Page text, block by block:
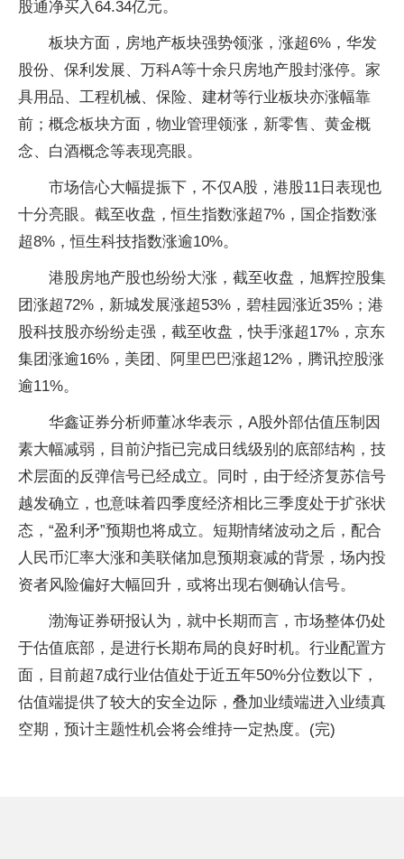
股通净买入64.34亿元。
板块方面，房地产板块强势领涨，涨超6%，华发
股份、保利发展、万科A等十余只房地产股封涨停。家
具用品、工程机械、保险、建材等行业板块亦涨幅靠
前；概念板块方面，物业管理领涨，新零售、黄金概
念、白酒概念等表现亮眼。
市场信心大幅提振下，不仅A股，港股11日表现也
十分亮眼。截至收盘，恒生指数涨超7%，国企指数涨
超8%，恒生科技指数涨逾10%。
港股房地产股也纷纷大涨，截至收盘，旭辉控股集
团涨超72%，新城发展涨超53%，碧桂园涨近35%；港
股科技股亦纷纷走强，截至收盘，快手涨超17%，京东
集团涨逾16%，美团、阿里巴巴涨超12%，腾讯控股涨
逾11%。
华鑫证券分析师董冰华表示，A股外部估值压制因
素大幅减弱，目前沪指已完成日线级别的底部结构，技
术层面的反弹信号已经成立。同时，由于经济复苏信号
越发确立，也意味着四季度经济相比三季度处于扩张状
态，“盈利矛”预期也将成立。短期情绪波动之后，配合
人民币汇率大涨和美联储加息预期衰减的背景，场内投
资者风险偏好大幅回升，或将出现右侧确认信号。
渤海证券研报认为，就中长期而言，市场整体仍处
于估值底部，是进行长期布局的良好时机。行业配置方
面，目前超7成行业估值处于近五年50%分位数以下，
估值端提供了较大的安全边际，叠加业绩端进入业绩真
空期，预计主题性机会将会维持一定热度。(完)